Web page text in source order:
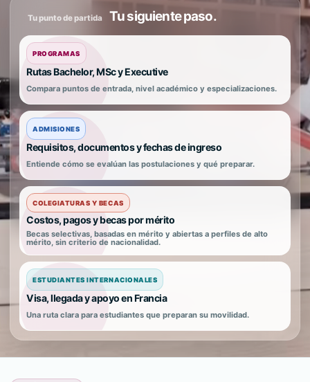
Tu punto de partida Tu siguiente paso.
PROGRAMAS
Rutas Bachelor, MSc y Executive
Compara puntos de entrada, nivel académico y especializaciones.
ADMISIONES
Requisitos, documentos y fechas de ingreso
Entiende cómo se evalúan las postulaciones y qué preparar.
COLEGIATURAS Y BECAS
Costos, pagos y becas por mérito
Becas selectivas, basadas en mérito y abiertas a perfiles de alto
mérito, sin criterio de nacionalidad.
ESTUDIANTES INTERNACIONALES
Visa, llegada y apoyo en Francia
Una ruta clara para estudiantes que preparan su movilidad.